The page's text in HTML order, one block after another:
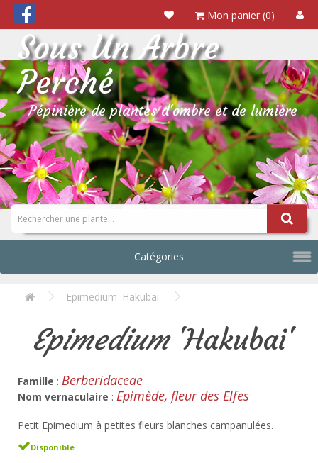
Mon panier (0)
Sous Un Arbre
Perché
Pépinière de plantes d'ombre et de lumière
Catégories
Epimedium 'Hakubai'
Epimedium'Hakubai'
Famille : Berberidaceae
Nom vernaculaire : Epimède, fleur des Elfes
Petit Epimedium à petites fleurs blanches campanulées.
Disponible